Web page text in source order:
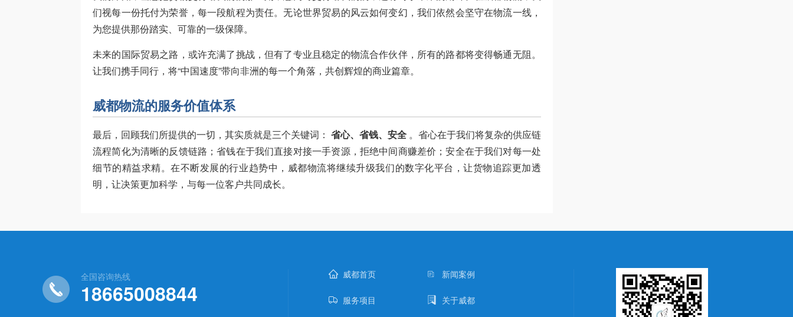
们视每一份托付为荣誉，每一段航程为责任。无论世界贸易的风云如何变幻，我们依然会坚守在物流一线，
为您提供那份踏实、可靠的一级保障。
未来的国际贸易之路，或许充满了挑战，但有了专业且稳定的物流合作伙伴，所有的路都将变得畅通无阻。
让我们携手同行，将“中国速度”带向非洲的每一个角落，共创辉煌的商业篇章。
威都物流的服务价值体系
最后，回顾我们所提供的一切，其实质就是三个关键词： 省心、省钱、安全 。省心在于我们将复杂的供应链
流程简化为清晰的反馈链路；省钱在于我们直接对接一手资源，拒绝中间商赚差价；安全在于我们对每一处
细节的精益求精。在不断发展的行业趋势中，威都物流将继续升级我们的数字化平台，让货物追踪更加透
明，让决策更加科学，与每一位客户共同成长。
全国咨询热线
18665008844
威都首页 新闻案例
服务项目 关于威都